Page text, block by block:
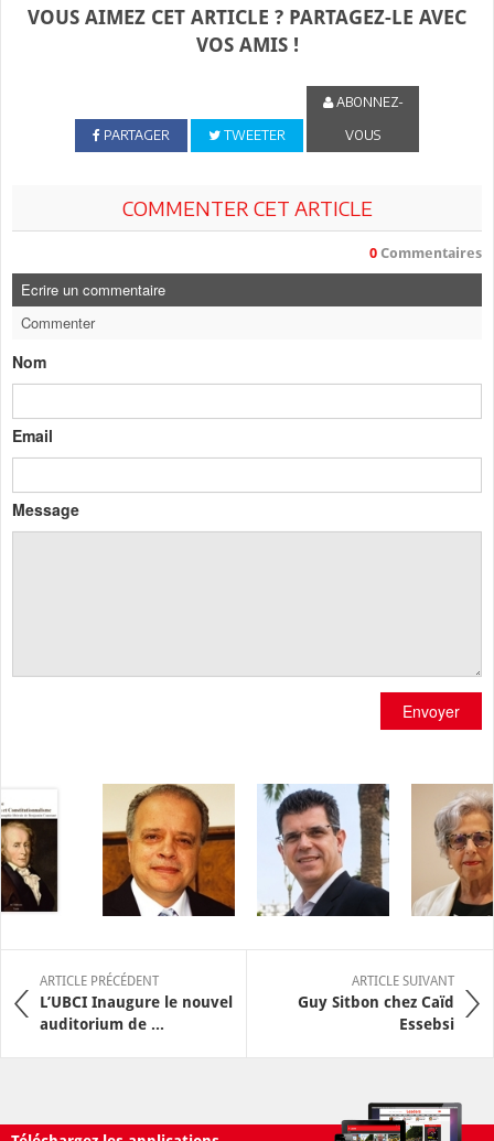
VOUS AIMEZ CET ARTICLE ? PARTAGEZ-LE AVEC
VOS AMIS !
PARTAGER TWEETER
ABONNEZ-
VOUS
COMMENTER CET ARTICLE
0 Commentaires
Ecrire un commentaire
Commenter
Nom
Email
Message
Envoyer
ARTICLE PRÉCÉDENT
L’UBCI Inaugure le nouvel
auditorium de ...
ARTICLE SUIVANT
Guy Sitbon chez Caïd
Essebsi